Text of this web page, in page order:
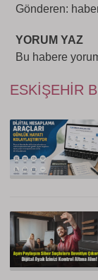
Gönderen:
YORUM YAZ
Bu habere
ESKIŞEHIR